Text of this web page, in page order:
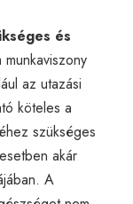
és
az utazási
köteles a
szükséges
akár
A